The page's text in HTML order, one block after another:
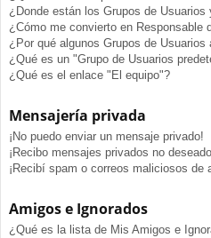
¿Donde están los Grupos de
¿Cómo me convierto en Responsable
¿Por qué algunos Grupos de
¿Qué es un "Grupo de Usuarios
¿Qué es el enlace "El equipo"?
Mensajería privada
¡No puedo enviar un mensaje privado!
¡Recibo mensajes privados no
¡Recibí spam o correos maliciosos de
Amigos e Ignorados
¿Qué es la lista de Mis Amigos e